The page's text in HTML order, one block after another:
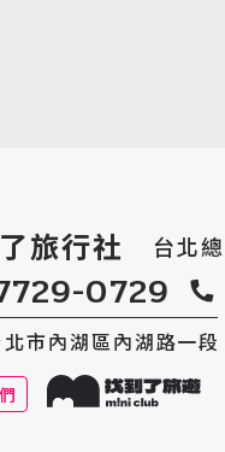
旅行社 台北
0729
市內湖區內湖路一